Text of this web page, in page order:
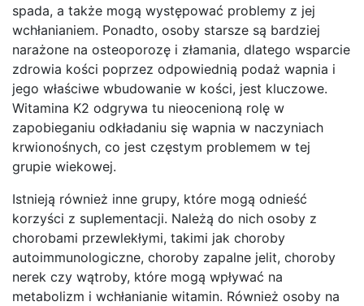
spada, a także mogą występować problemy z jej
wchłanianiem. Ponadto, osoby starsze są bardziej
narażone na osteoporozę i złamania, dlatego wsparcie
zdrowia kości poprzez odpowiednią podaż wapnia i
jego właściwe wbudowanie w kości, jest kluczowe.
Witamina K2 odgrywa tu nieocenioną rolę w
zapobieganiu odkładaniu się wapnia w naczyniach
krwionośnych, co jest częstym problemem w tej
grupie wiekowej.
Istnieją również inne grupy, które mogą odnieść
korzyści z suplementacji. Należą do nich osoby z
chorobami przewlekłymi, takimi jak choroby
autoimmunologiczne, choroby zapalne jelit, choroby
nerek czy wątroby, które mogą wpływać na
metabolizm i wchłanianie witamin. Również osoby na